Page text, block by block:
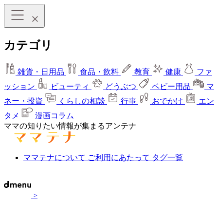
カテゴリ
雑貨・日用品 食品・飲料 教育 健康
ファ
ッション
ビューティ どうぶつ ベビー用品
マ
ネー・投資
くらしの相談 行事 おでかけ
エン
タメ
漫画コラム
ママの知りたい情報が集まるアンテナ
ママテナについて ご利用にあたって タグ一覧
>